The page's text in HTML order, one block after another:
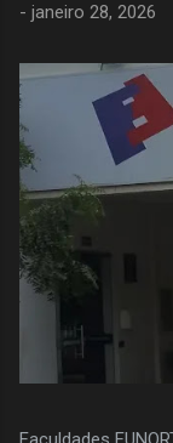
- janeiro 28, 2026